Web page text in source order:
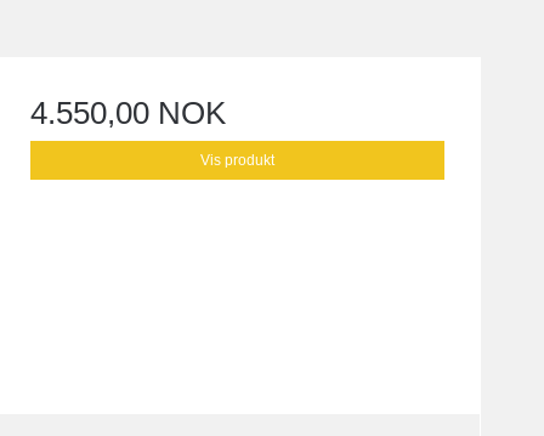
4.550,00 NOK
Vis produkt